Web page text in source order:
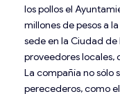
los pollos el
millones de pesos a
sede en la Ciudad
proveedores locales,
La compañía no sólo
perecederos, como